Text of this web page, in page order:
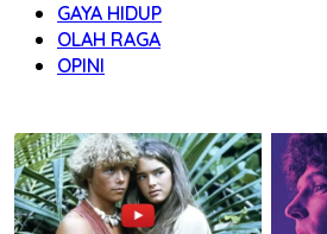
GAYA HIDUP
OLAH RAGA
OPINI